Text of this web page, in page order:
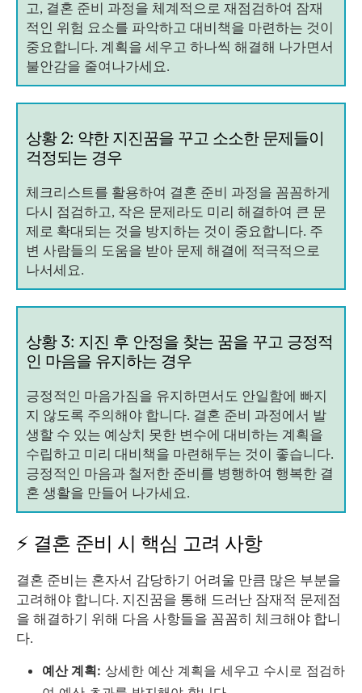
고, 결혼 준비 과정을 체계적으로 재점검하여 잠재
적인 위험 요소를 파악하고 대비책을 마련하는 것이
중요합니다. 계획을 세우고 하나씩 해결해 나가면서
불안감을 줄여나가세요.
상황 2: 약한 지진꿈을 꾸고 소소한 문제들이
걱정되는 경우
체크리스트를 활용하여 결혼 준비 과정을 꼼꼼하게
다시 점검하고, 작은 문제라도 미리 해결하여 큰 문
제로 확대되는 것을 방지하는 것이 중요합니다. 주
변 사람들의 도움을 받아 문제 해결에 적극적으로
나서세요.
상황 3: 지진 후 안정을 찾는 꿈을 꾸고 긍정적
인 마음을 유지하는 경우
긍정적인 마음가짐을 유지하면서도 안일함에 빠지
지 않도록 주의해야 합니다. 결혼 준비 과정에서 발
생할 수 있는 예상치 못한 변수에 대비하는 계획을
수립하고 미리 대비책을 마련해두는 것이 좋습니다.
긍정적인 마음과 철저한 준비를 병행하여 행복한 결
혼 생활을 만들어 나가세요.
⚡ 결혼 준비 시 핵심 고려 사항
결혼 준비는 혼자서 감당하기 어려울 만큼 많은 부분을
고려해야 합니다. 지진꿈을 통해 드러난 잠재적 문제점
을 해결하기 위해 다음 사항들을 꼼꼼히 체크해야 합니
다.
예산 계획: 상세한 예산 계획을 세우고 수시로 점검하